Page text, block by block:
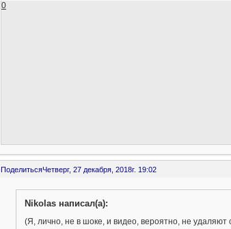
0
ПоделитьсяЧетверг, 27 декабря, 2018г. 19:02
Nikolas написал(а):
(Я, лично, не в шоке, и видео, вероятно, не